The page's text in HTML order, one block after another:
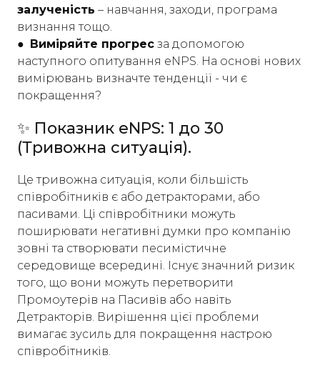
залученість – навчання, заходи, програма
визнання тощо.
● Виміряйте прогрес за допомогою
наступного опитування eNPS. На основі нових
вимірювань визначте тенденції - чи є
покращення?
✨ Показник eNPS: 1 до 30
(Тривожна ситуація).
Це тривожна ситуація, коли більшість
співробітників є або детракторами, або
пасивами. Ці співробітники можуть
поширювати негативні думки про компанію
зовні та створювати песимістичне
середовище всередині. Існує значний ризик
того, що вони можуть перетворити
Промоутерів на Пасивів або навіть
Детракторів. Вирішення цієї проблеми
вимагає зусиль для покращення настрою
співробітників.